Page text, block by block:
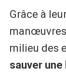
​Grâce à
milieu des
sauver